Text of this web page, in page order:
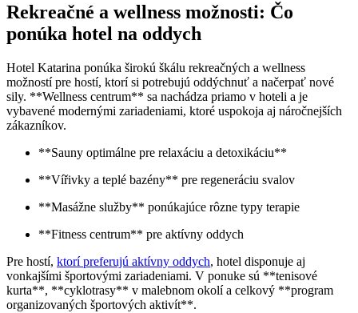
Rekreačné a wellness možnosti: Čo
ponúka hotel na oddych
Hotel Katarina ponúka širokú škálu rekreačných a wellness
možností pre hostí, ktorí si potrebujú oddýchnuť a načerpať nové
sily. **Wellness centrum** sa nachádza priamo v hoteli a je
vybavené modernými zariadeniami, ktoré uspokoja aj náročnejších
zákazníkov.
**Sauny optimálne pre relaxáciu a detoxikáciu**
**Vířivky a teplé bazény** pre regeneráciu svalov
**Masážne služby** ponúkajúce rôzne typy terapie
**Fitness centrum** pre aktívny oddych
Pre hostí, ktorí preferujú aktívny oddych, hotel disponuje aj
vonkajšími športovými zariadeniami. V ponuke sú **tenisové
kurta**, **cyklotrasy** v malebnom okolí a celkový **program
organizovaných športových aktivít**.